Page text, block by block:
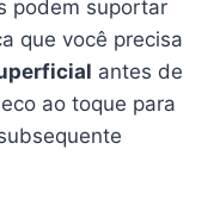
podem suportar
que você precisa
antes de
ao toque para